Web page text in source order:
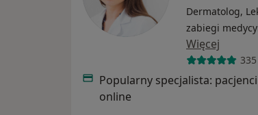
Dermatolog,
zabiegi
Więcej
Popularny specjalista:
online